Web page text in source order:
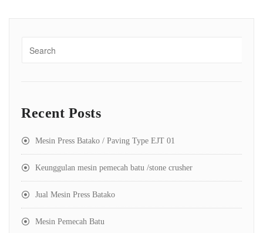
Recent Posts
Mesin Press Batako / Paving Type EJT 01
Keunggulan mesin pemecah batu /stone crusher
Jual Mesin Press Batako
Mesin Pemecah Batu